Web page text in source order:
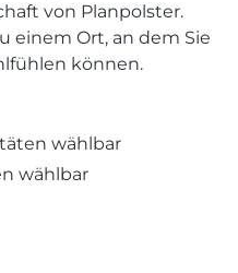
von Planpolster.
einem Ort, an dem Sie
können.
wählbar
wählbar